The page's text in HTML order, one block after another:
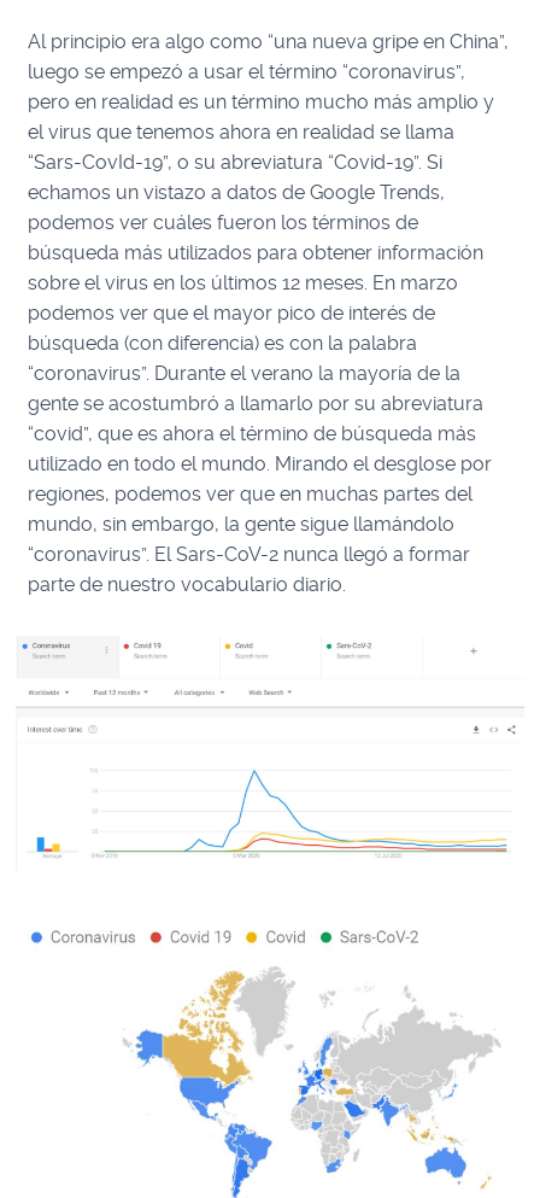
Al principio era algo como “una nueva gripe en China”,
luego se empezó a usar el término “coronavirus”,
pero en realidad es un término mucho más amplio y
el virus que tenemos ahora en realidad se llama
“Sars-CovId-19”, o su abreviatura “Covid-19”. Si
echamos un vistazo a datos de Google Trends,
podemos ver cuáles fueron los términos de
búsqueda más utilizados para obtener información
sobre el virus en los últimos 12 meses. En marzo
podemos ver que el mayor pico de interés de
búsqueda (con diferencia) es con la palabra
“coronavirus”. Durante el verano la mayoría de la
gente se acostumbró a llamarlo por su abreviatura
“covid”, que es ahora el término de búsqueda más
utilizado en todo el mundo. Mirando el desglose por
regiones, podemos ver que en muchas partes del
mundo, sin embargo, la gente sigue llamándolo
“coronavirus”. El Sars-CoV-2 nunca llegó a formar
parte de nuestro vocabulario diario.